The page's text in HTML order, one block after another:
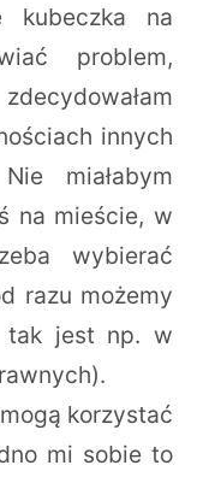
kubeczka na
problem,
innych
miałabym
na mieście, w
wybierać
razu możemy
tak jest np. w
korzystać
mi sobie to